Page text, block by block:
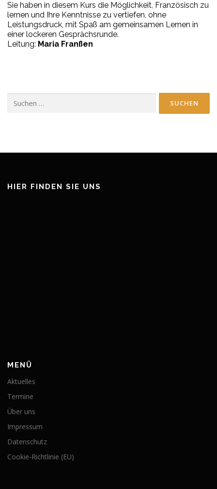
Sie haben in diesem Kurs die Möglichkeit, Französisch zu
lernen und hre Kenntnisse zu vertiefen, ohne
Leistungsdruck, mit Spaß am gemeinsamen Lernen in
einer lockeren Gesprächsrunde.
Leitung: Maria Franßen
nach:
HIER FINDEN SIE UNS
MENÜ
Aktuelles
Termine
Über uns
Impressum
Datenschutz
Cookie-Richtlinie (EU)